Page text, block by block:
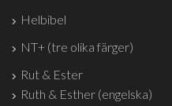
Helbibel
NT+ (tre olika färger)
Rut & Ester
Ruth & Esther (engelska)